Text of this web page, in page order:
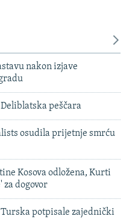
nakon izjave
peščara
osudila prijetnje smrću
Kosova odložena, Kurti
za dogovor
potpisale zajednički